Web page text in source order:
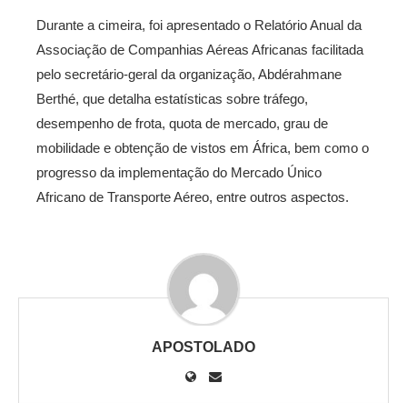
Durante a cimeira, foi apresentado o Relatório Anual da
Associação de Companhias Aéreas Africanas facilitada
pelo secretário-geral da organização, Abdérahmane
Berthé, que detalha estatísticas sobre tráfego,
desempenho de frota, quota de mercado, grau de
mobilidade e obtenção de vistos em África, bem como o
progresso da implementação do Mercado Único
Africano de Transporte Aéreo, entre outros aspectos.
APOSTOLADO